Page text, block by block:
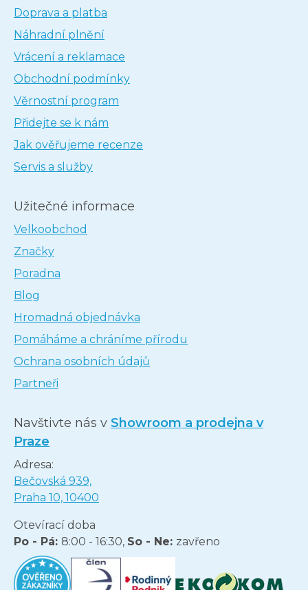
Doprava a platba
Náhradní plnění
Vrácení a reklamace
Obchodní podmínky
Věrnostní program
Přidejte se k nám
Jak ověřujeme recenze
Servis a služby
Užitečné informace
Velkoobchod
Značky
Poradna
Blog
Hromadná objednávka
Pomáháme a chráníme přírodu
Ochrana osobních údajů
Partneři
Navštivte nás v Showroom a prodejna v
Praze
Adresa:
Bečovská 939,
Praha 10, 10400
Otevírací doba
Po - Pá: 8:00 - 16:30, So - Ne: zavřeno